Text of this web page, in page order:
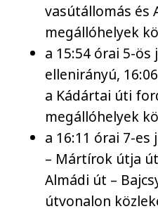
vasútállomás és
megállóhelyek
a 15:54 órai 5-
ellenirányú,
a Kádártai úti
megállóhelyek
a 16:11 órai 7-es
– Mártírok útja
Almádi út –
útvonalon